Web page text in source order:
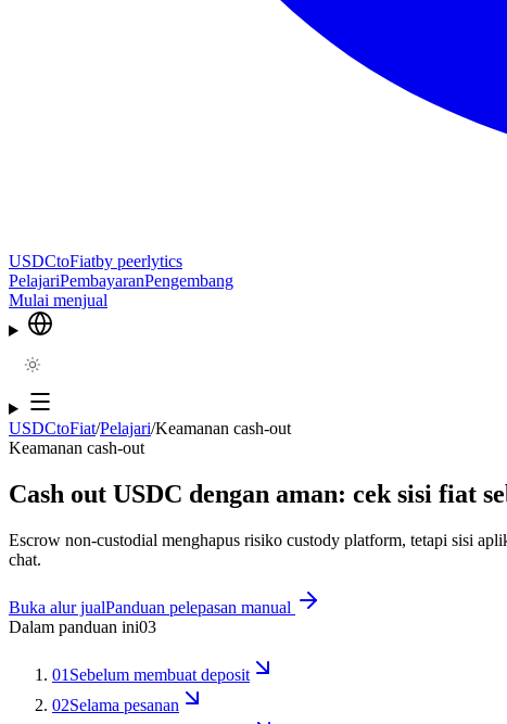
USDCtoFiatby peerlytics
PelajariPembayaranPengembang
Mulai menjual
USDCtoFiat/Pelajari/Keamanan cash-out
Keamanan cash-out
Cash out USDC dengan aman: cek sisi fiat
Escrow non-custodial menghapus risiko custody platform, tetapi sisi
chat.
Buka alur jualPanduan pelepasan manual
Dalam panduan ini03
01 Sebelum membuat deposit
02Selama pesanan